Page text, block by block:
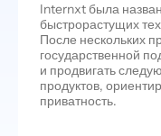
Internxt была
быстрорастущих
После нескольких
государственной
и продвигать
продуктов,
приватность.